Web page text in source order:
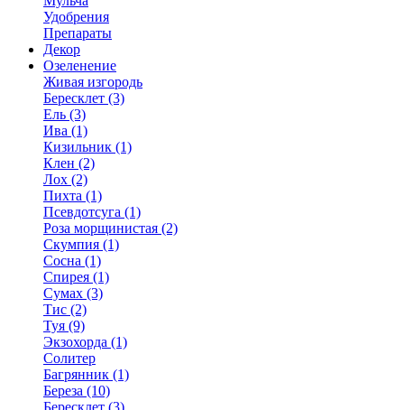
Удобрения
Препараты
Декор
Озеленение
Живая изгородь
Бересклет (3)
Ель (3)
Ива (1)
Кизильник (1)
Клен (2)
Лох (2)
Пихта (1)
Псевдотсуга (1)
Роза морщинистая (2)
Скумпия (1)
Сосна (1)
Спирея (1)
Сумах (3)
Тис (2)
Туя (9)
Экзохорда (1)
Солитер
Багрянник (1)
Береза (10)
Бересклет (3)